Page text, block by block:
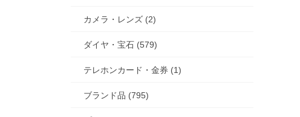
カメラ・レンズ (2)
ダイヤ・宝石 (579)
テレホンカード・金券 (1)
ブランド品 (795)